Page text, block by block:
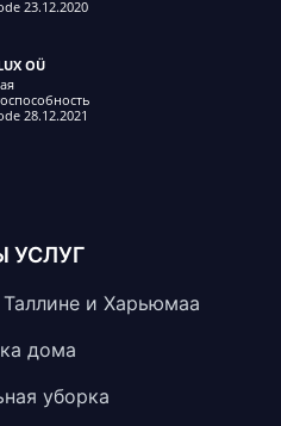
УСЛУГ
и Харьюмаа
дома
уборка